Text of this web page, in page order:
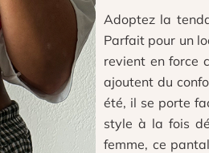
Adoptez la
Parfait pour un
revient en force
ajoutent du
été, il se porte
style à la fois
femme, ce